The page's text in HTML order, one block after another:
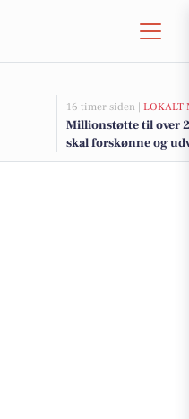
16 timer siden | LOKALT
Millionstøtte til over
skal forskønne og
Kommunes mindre